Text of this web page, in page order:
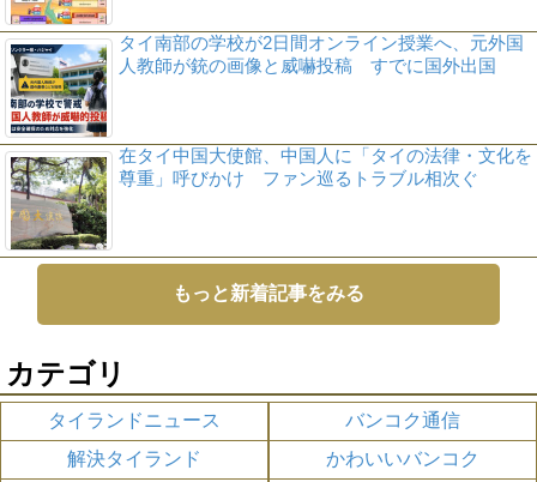
タイ南部の学校が2日間オンライン授業へ、元外国
人教師が銃の画像と威嚇投稿 すでに国外出国
在タイ中国大使館、中国人に「タイの法律・文化を
尊重」呼びかけ ファン巡るトラブル相次ぐ
もっと新着記事をみる
カテゴリ
タイランドニュース
バンコク通信
解決タイランド
かわいいバンコク